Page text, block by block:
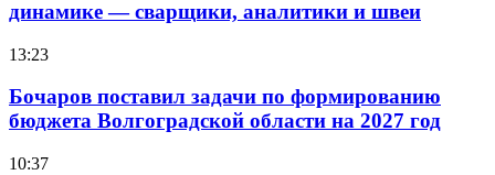
динамике — сварщики, аналитики и швеи
13:23
Бочаров поставил задачи по формированию
бюджета Волгоградской области на 2027 год
10:37